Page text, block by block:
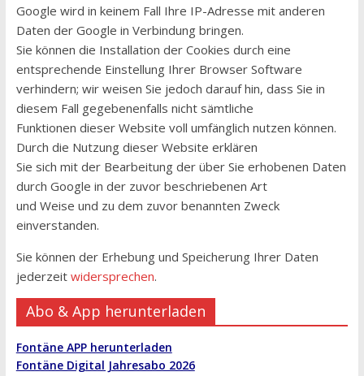
Google wird in keinem Fall Ihre IP-Adresse mit anderen
Daten der Google in Verbindung bringen.
Sie können die Installation der Cookies durch eine
entsprechende Einstellung Ihrer Browser Software
verhindern; wir weisen Sie jedoch darauf hin, dass Sie in
diesem Fall gegebenenfalls nicht sämtliche
Funktionen dieser Website voll umfänglich nutzen können.
Durch die Nutzung dieser Website erklären
Sie sich mit der Bearbeitung der über Sie erhobenen Daten
durch Google in der zuvor beschriebenen Art
und Weise und zu dem zuvor benannten Zweck
einverstanden.
Sie können der Erhebung und Speicherung Ihrer Daten
jederzeit widersprechen.
Abo & App herunterladen
Fontäne APP herunterladen
Fontäne Digital Jahresabo 2026